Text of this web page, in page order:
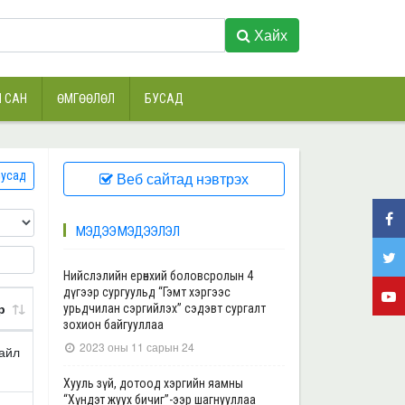
Хайх
САН ӨМГӨӨЛӨЛ БУСАД
Веб сайтад нэвтрэх
МЭДЭЭ МЭДЭЭЛЭЛ
Нийслэлийн ерөнхий боловсролын 4
дүгээр сургуульд “Гэмт хэргээс
урьдчилан сэргийлэх” сэдэвт сургалт
зохион байгууллаа
2023 оны 11 сарын 24
Хууль зүй, дотоод хэргийн яамны
“Хүндэт жуух бичиг”-ээр шагнууллаа